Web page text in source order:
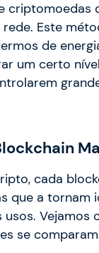
criptomoedas
rede. Este
de
um certo
cada
que a tornam
Vejamos
se